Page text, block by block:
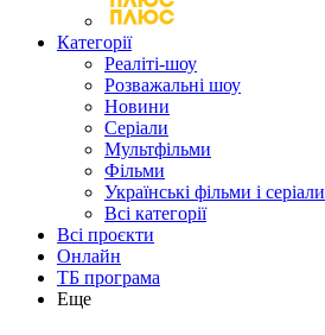
Категорії
Реаліті-шоу
Розважальні шоу
Новини
Серіали
Мультфільми
Фільми
Українські фільми і серіали
Всі категорії
Всі проєкти
Онлайн
ТБ програма
Еще